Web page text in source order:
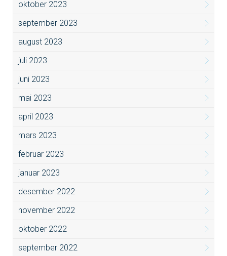
oktober 2023
september 2023
august 2023
juli 2023
juni 2023
mai 2023
april 2023
mars 2023
februar 2023
januar 2023
desember 2022
november 2022
oktober 2022
september 2022